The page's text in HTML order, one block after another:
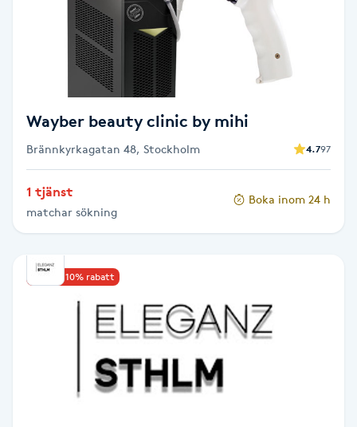
Lashlift Keratin
LED-ljusterapi
LPG
LPG-behandling
LPG-massage
Luggklippning
Läpptatuering
Wayber beauty clinic by mihi
Brännkyrkagatan 48, Stockholm 4.797
1 tjänst
matchar sökning
Boka inom 24 h
Upp till 10% rabatt